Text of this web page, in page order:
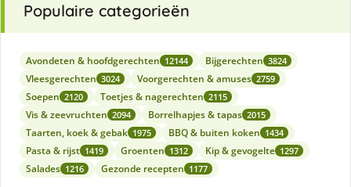
Populaire categorieën
Avondeten & hoofdgerechten 12144 Bijgerechten 3824
Vleesgerechten 3024 Voorgerechten & amuses 2759
Soepen 2120 Toetjes & nagerechten 2115
Vis & zeevruchten 2094 Borrelhapjes & tapas 2015
Taarten, koek & gebak 1975 BBQ & buiten koken 1434
Pasta & rijst 1419 Groenten 1312 Kip & gevogelte 1297
Salades 1216 Gezonde recepten 1177